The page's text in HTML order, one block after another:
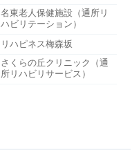
名東老人保健施設（通所リ
ハビリテーション）
リハピネス梅森坂
さくらの丘クリニック（通
所リハビリサービス）